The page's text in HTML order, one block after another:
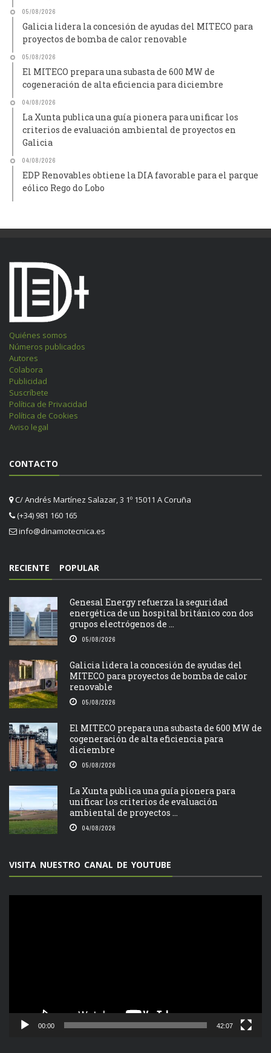
05/08/2026
Galicia lidera la concesión de ayudas del MITECO para
proyectos de bomba de calor renovable
05/08/2026
El MITECO prepara una subasta de 600 MW de
cogeneración de alta eficiencia para diciembre
04/08/2026
La Xunta publica una guía pionera para unificar los
criterios de evaluación ambiental de proyectos en
Galicia
04/08/2026
EDP Renovables obtiene la DIA favorable para el parque
eólico Rego do Lobo
Quiénes somos
Números publicados
Autores
Colabora
Publicidad
Suscríbete
Política de Privacidad
Política de Cookies
Aviso legal
CONTACTO
C/ Andrés Martínez Salazar, 3 1º 15011 A Coruña
(+34) 981 160 165
info@dinamotecnica.es
RECIENTE POPULAR
Genesal Energy refuerza la seguridad
energética de un hospital británico con dos
grupos electrógenos de ...
05/08/2026
Galicia lidera la concesión de ayudas del
MITECO para proyectos de bomba de calor
renovable
05/08/2026
El MITECO prepara una subasta de 600 MW de
cogeneración de alta eficiencia para
diciembre
05/08/2026
La Xunta publica una guía pionera para
unificar los criterios de evaluación
ambiental de proyectos ...
04/08/2026
VISITA NUESTRO CANAL DE YOUTUBE
00:00 42:07